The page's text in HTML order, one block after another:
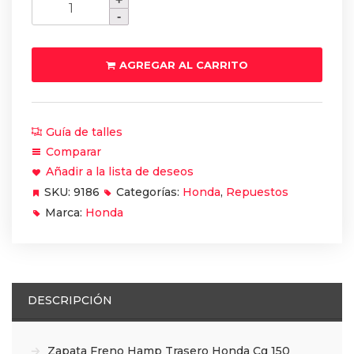
Honda
cantidad
AGREGAR AL CARRITO
Guía de talles
Comparar
Añadir a la lista de deseos
SKU: 9186 Categorías: Honda, Repuestos
Marca: Honda
DESCRIPCIÓN
Zapata Freno Hamp Trasero Honda Cg 150